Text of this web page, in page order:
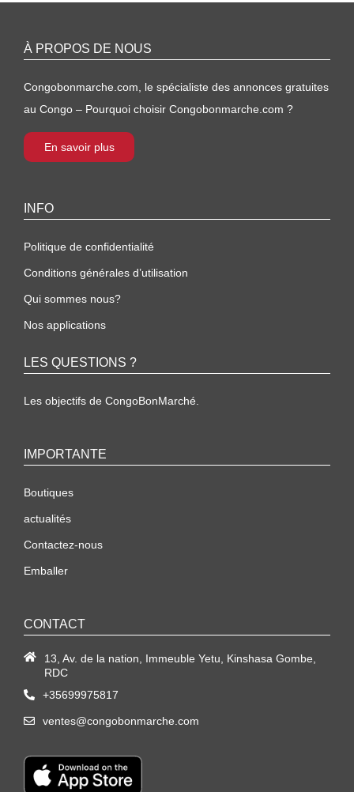
À PROPOS DE NOUS
Congobonmarche.com, le spécialiste des annonces gratuites
au Congo – Pourquoi choisir Congobonmarche.com ?
En savoir plus
INFO
Politique de confidentialité
Conditions générales d’utilisation
Qui sommes nous?
Nos applications
LES QUESTIONS ?
Les objectifs de CongoBonMarché.
IMPORTANTE
Boutiques
actualités
Contactez-nous
Emballer
CONTACT
13, Av. de la nation, Immeuble Yetu, Kinshasa Gombe,
RDC
+35699975817
ventes@congobonmarche.com